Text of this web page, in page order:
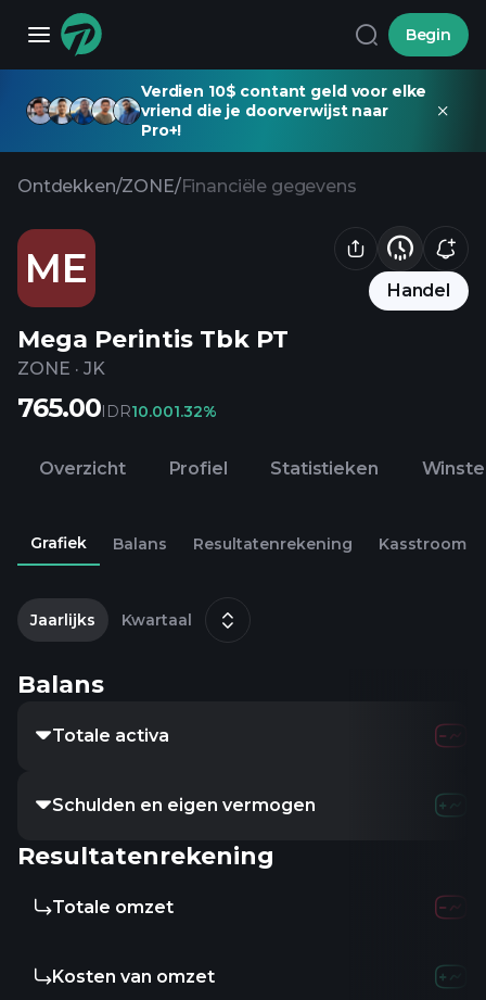
Begin
Verdien 10$ contant geld voor elke
vriend die je doorverwijst naar
Pro+!
Ontdekken/ZONE/Financiële gegevens
ME Handel
Mega Perintis Tbk PT
ZONE · JK
765.00IDR10.001.32%
Overzicht Profiel Statistieken
Grafiek Balans Resultatenrekening Kasstroom
Jaarlijks Kwartaal
Balans
Totale activa
Schulden en eigen vermogen
Resultatenrekening
Totale omzet
Kosten van omzet